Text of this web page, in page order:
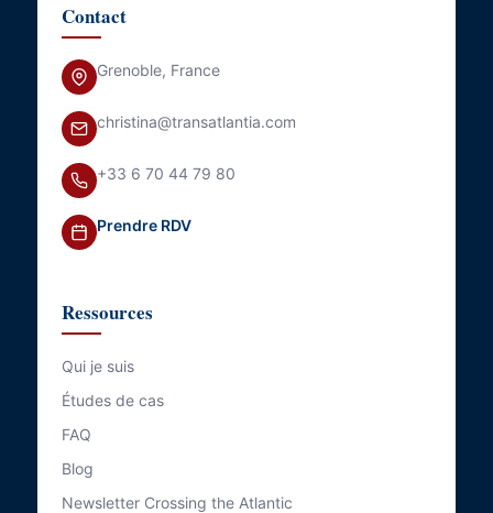
Contact
Grenoble, France
christina@transatlantia.com
+33 6 70 44 79 80
Prendre RDV
Ressources
Qui je suis
Études de cas
FAQ
Blog
Newsletter Crossing the Atlantic